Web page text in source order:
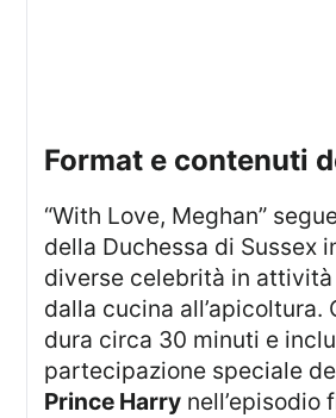
format e contenuti
“With Love, Meghan” segue le avventure
della Duchessa di Sussex
diverse celebrità in
dalla cucina all’apicoltura.
dura circa 30 minuti e
partecipazione speciale
Prince Harry nell’episodio